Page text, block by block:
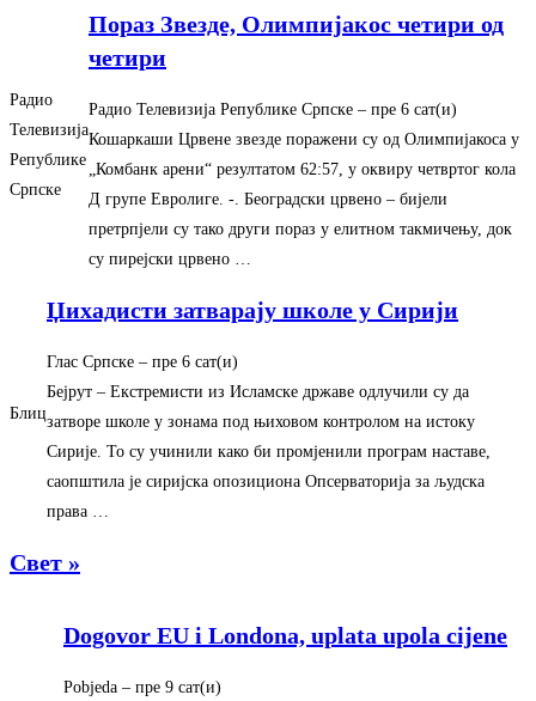
Радио
Телевизија
Републике
Српске
Пораз Звезде, Олимпијакос четири од
четири
Радио Телевизија Републике Српске – ‎пре 6 сат(и)‎
Кошаркаши Црвене звезде поражени су од Олимпијакоса у
„Комбанк арени“ резултатом 62:57, у оквиру четвртог кола
Д групе Евролиге. -. Београдски црвено – бијели
претрпјели су тако други пораз у елитном такмичењу, док
су пирејски црвено …
Блиц
Џихадисти затварају школе у Сирији
Глас Српске – ‎пре 6 сат(и)‎
Бејрут – Екстремисти из Исламске државе одлучили су да
затворе школе у зонама под њиховом контролом на истоку
Сирије. То су учинили како би промјенили програм наставе,
саопштила је сиријска опозициона Опсерваторија за људска
права …
Свет »
Dogovor EU i Londona, uplata upola cijene
Pobjeda – ‎пре 9 сат(и)‎